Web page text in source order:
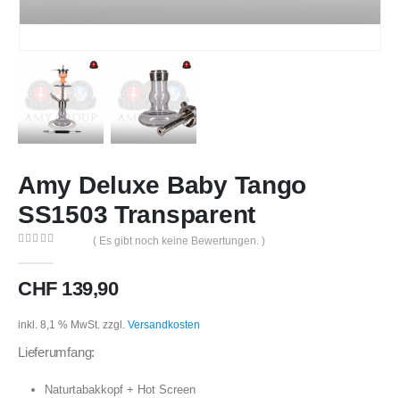
Amy Deluxe Baby Tango
SS1503 Transparent
( Es gibt noch keine Bewertungen. )
CHF139,90
inkl. 8,1 % MwSt. zzgl. Versandkosten
Lieferumfang:
Naturtabakkopf + Hot Screen